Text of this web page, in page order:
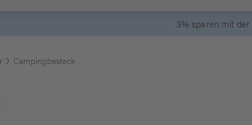
3% sparen mit der
Campingbesteck